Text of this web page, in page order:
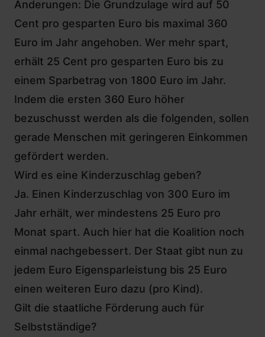
Änderungen: Die Grundzulage wird auf 50
Cent pro gesparten Euro bis maximal 360
Euro im Jahr angehoben. Wer mehr spart,
erhält 25 Cent pro gesparten Euro bis zu
einem Sparbetrag von 1800 Euro im Jahr.
Indem die ersten 360 Euro höher
bezuschusst werden als die folgenden, sollen
gerade Menschen mit geringeren Einkommen
gefördert werden.
Wird es eine Kinderzuschlag geben?
Ja. Einen Kinderzuschlag von 300 Euro im
Jahr erhält, wer mindestens 25 Euro pro
Monat spart. Auch hier hat die Koalition noch
einmal nachgebessert. Der Staat gibt nun zu
jedem Euro Eigensparleistung bis 25 Euro
einen weiteren Euro dazu (pro Kind).
Gilt die staatliche Förderung auch für
Selbstständige?